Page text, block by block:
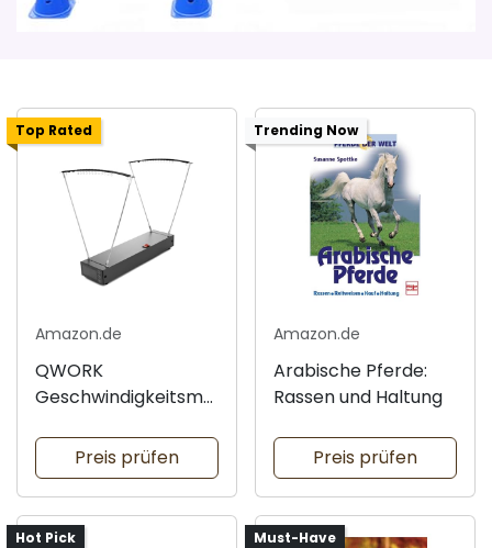
Top Rated
Amazon.de
QWORK
Geschwindigkeitsme
Experimente
Preis prüfen
Trending Now
Amazon.de
Arabische Pferde:
Rassen und Haltung
Preis prüfen
Hot Pick Must-Have